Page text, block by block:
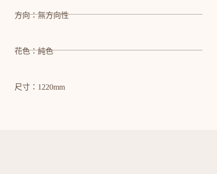
方向：無方向性
花色：純色
尺寸：1220mm